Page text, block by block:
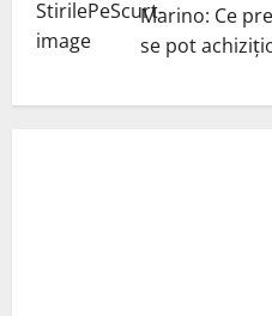
Marino: Ce
se pot